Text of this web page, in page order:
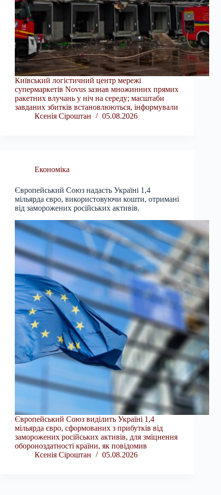
Київський логістичний центр мережі
супермаркетів Novus зазнав множинних прямих
ракетних влучань у ніч на середу; масштаби
завданих збитків встановлюються, інформували
Ксенія Сіроштан
05.08.2026
Економіка
Європейський Союз надасть Україні 1,4
мільярда євро, використовуючи кошти, отримані
від заморожених російських активів.
Європейський Союз виділить Україні 1,4
мільярда євро, сформованих з прибутків від
заморожених російських активів, для зміцнення
обороноздатності країни, як повідомив
Ксенія Сіроштан
05.08.2026